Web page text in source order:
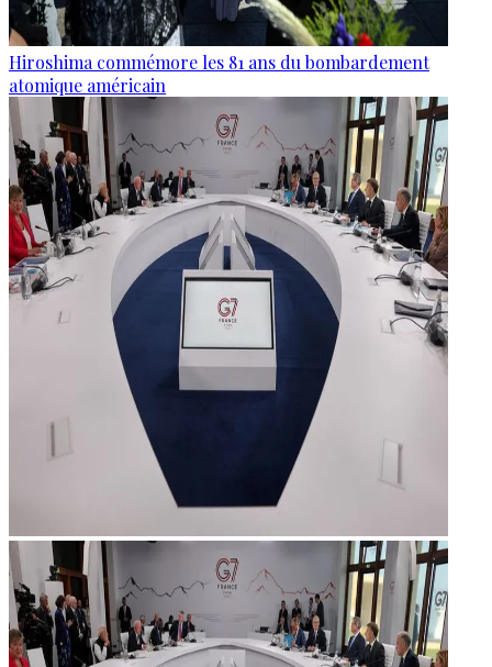
Hiroshima commémore les 81 ans du bombardement
atomique américain